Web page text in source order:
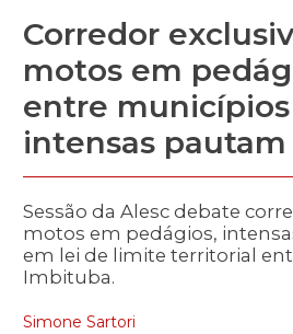
Corredor
motos em
entre
intensas pautam
Sessão da Alesc debate
motos em pedágios,
em lei de limite territorial
Imbituba.
Simone Sartori